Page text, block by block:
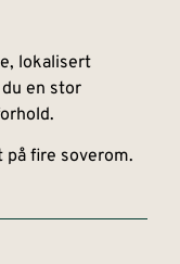
lokalisert
en stor
fire soverom.